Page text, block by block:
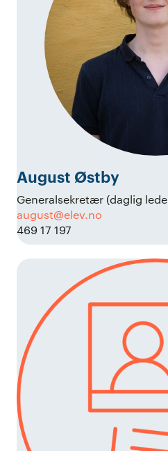
August Østby
Generalsekretær (daglig
august@elev.no
469 17 197